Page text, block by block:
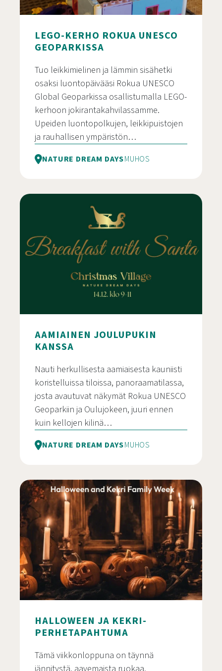
LEGO-KERHO ROKUA UNESCO
GEOPARKISSA
Tuo leikkimielinen ja lämmin sisähetki
osaksi luontopäivääsi Rokua UNESCO
Global Geoparkissa osallistumalla LEGO-
kerhoon jokirantakahvilassamme.
Upeiden luontopolkujen, leikkipuistojen
ja rauhallisen ympäristön…
NATURE DREAM DAYSMUHOS
AAMIAINEN JOULUPUKIN
KANSSA
Nauti herkullisesta aamiaisesta kauniisti
koristelluissa tiloissa, panoraamatilassa,
josta avautuvat näkymät Rokua UNESCO
Geoparkiin ja Oulujokeen, juuri ennen
kuin kellojen kilinä…
NATURE DREAM DAYSMUHOS
HALLOWEEN JA KEKRI-
PERHETAPAHTUMA
Tämä viikkonloppuna on täynnä